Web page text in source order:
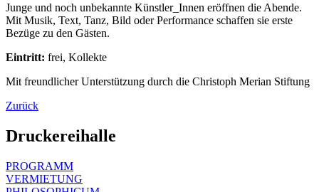
Junge und noch unbekannte Künstler_Innen eröffnen die Abende.
Mit Musik, Text, Tanz, Bild oder Performance schaffen sie erste
Bezüge zu den Gästen.
Eintritt: frei, Kollekte
Mit freundlicher Unterstützung durch die Christoph Merian Stiftung
Zurück
Druckereihalle
PROGRAMM
VERMIETUNG